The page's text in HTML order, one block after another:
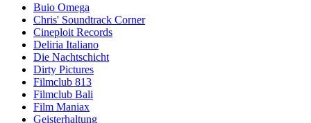
Buio Omega
Chris' Soundtrack Corner
Cineploit Records
Deliria Italiano
Die Nachtschicht
Dirty Pictures
Filmclub 813
Filmclub Bali
Film Maniax
Geisterhaltung